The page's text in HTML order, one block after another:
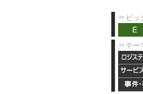
ピッ
テー